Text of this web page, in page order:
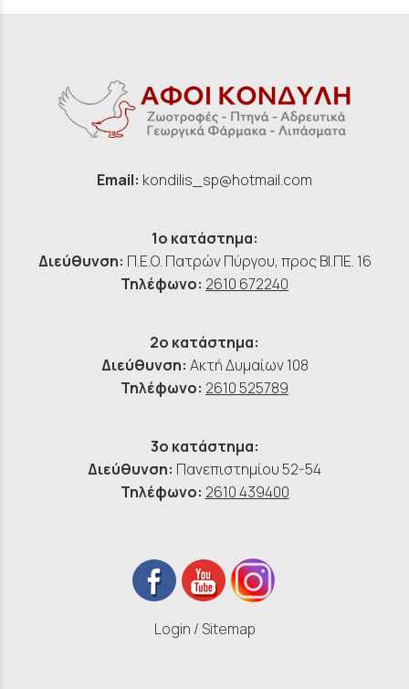
Email: kondilis_sp@hotmail.com
1ο κατάστημα:
Διεύθυνση: Π.Ε.Ο. Πατρών Πύργου, προς ΒΙ.ΠΕ. 16
Τηλέφωνο: 2610 672240
2ο κατάστημα:
Διεύθυνση: Ακτή Δυμαίων 108
Τηλέφωνο: 2610 525789
3ο κατάστημα:
Διεύθυνση: Πανεπιστημίου 52-54
Τηλέφωνο: 2610 439400
Login /Sitemap